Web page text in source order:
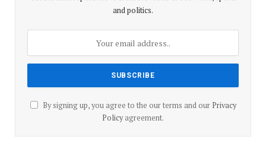
and politics.
By signing up, you agree to the our terms and our Privacy
Policyagreement.